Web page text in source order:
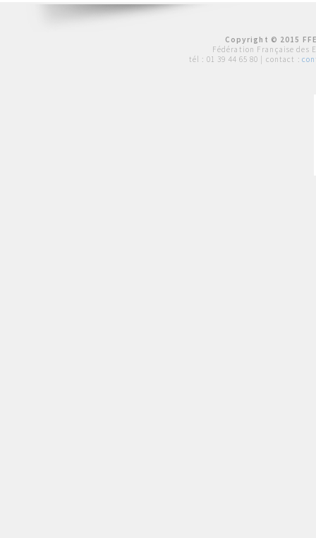
Copyright © 2015
Fédération Française des
tél : 01 39 44 65 80 | contact :